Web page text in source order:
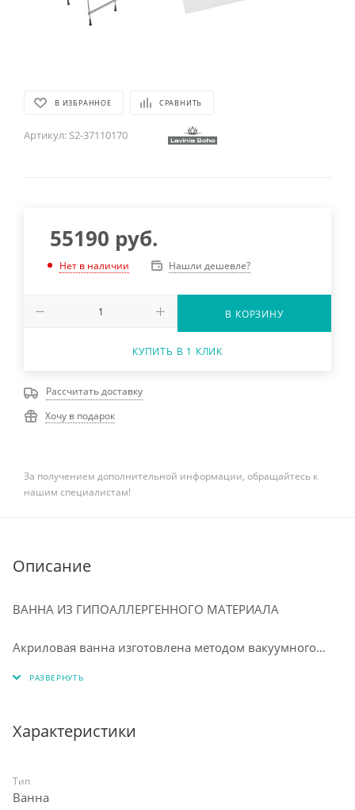
В ИЗБРАННОЕ СРАВНИТЬ
Артикул: S2-37110170
55190 руб.
Нет в наличии Нашли дешевле?
В КОРЗИНУ
КУПИТЬ В 1 КЛИК
Рассчитать доставку
Хочу в подарок
За получением дополнительной информации, обращайтесь к
нашим специалистам!
Описание
ВАННА ИЗ ГИПОАЛЛЕРГЕННОГО МАТЕРИАЛА
Акриловая ванна изготовлена методом вакуумного
акрилового листа ПММА. Технология производства
долговечность. Приятная на ощупь, тёплая структура
акрила с первых минут приобретает температуру
от соприкосновения с ванной, а благодаря высоким
теплоизоляционным свойствам вода в купели ванны
Характеристики
Тип
Ванна